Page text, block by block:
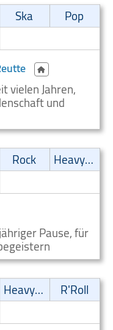
Ska
Pop
vielen Jahren,
und
Rock
Heavy-Metal
Pause, für
Heavy-Metal
R'Roll